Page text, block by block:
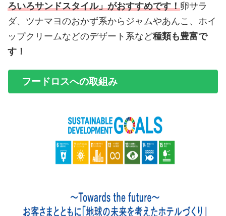
ろいろサンドスタイル」がおすすめです！卵サラ
ダ、ツナマヨのおかず系からジャムやあんこ、ホイ
ップクリームなどのデザート系など種類も豊富で
す！
フードロスへの取組み